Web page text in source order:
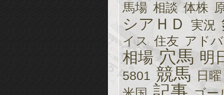
馬場 相談 体株
シアＨＤ 実況
イス 住友 アド
相場 穴馬 明
5801 競馬
日曜